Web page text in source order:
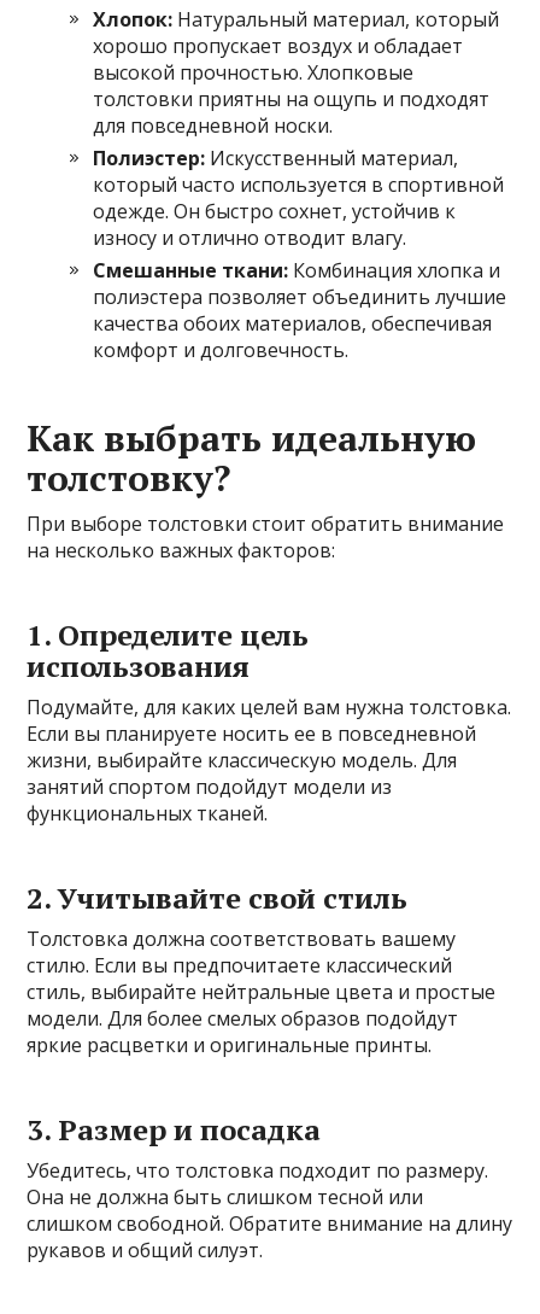
Хлопок: Натуральный материал, который
хорошо пропускает воздух и обладает
высокой прочностью. Хлопковые
толстовки приятны на ощупь и подходят
для повседневной носки.
Полиэстер: Искусственный материал,
который часто используется в спортивной
одежде. Он быстро сохнет, устойчив к
износу и отлично отводит влагу.
Смешанные ткани: Комбинация хлопка и
полиэстера позволяет объединить лучшие
качества обоих материалов, обеспечивая
комфорт и долговечность.
Как выбрать идеальную
толстовку?
При выборе толстовки стоит обратить внимание
на несколько важных факторов:
1. Определите цель
использования
Подумайте, для каких целей вам нужна толстовка.
Если вы планируете носить ее в повседневной
жизни, выбирайте классическую модель. Для
занятий спортом подойдут модели из
функциональных тканей.
2. Учитывайте свой стиль
Толстовка должна соответствовать вашему
стилю. Если вы предпочитаете классический
стиль, выбирайте нейтральные цвета и простые
модели. Для более смелых образов подойдут
яркие расцветки и оригинальные принты.
3. Размер и посадка
Убедитесь, что толстовка подходит по размеру.
Она не должна быть слишком тесной или
слишком свободной. Обратите внимание на длину
рукавов и общий силуэт.